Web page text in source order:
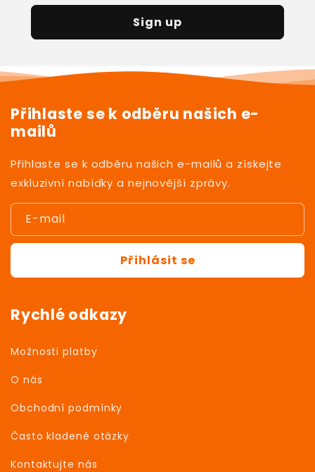
Sign up
Přihlaste se k odběru našich e-
mailů
Přihlaste se k odběru našich e-mailů a získejte
exkluzivní nabídky a nejnovější zprávy.
E-mail
Přihlásit se
Rychlé odkazy
Možnosti platby
O nás
Obchodní podmínky
Často kladené otázky
Kontaktujte nás